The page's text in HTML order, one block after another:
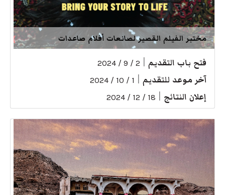
مختبر الفيلم القصير لصانعات أفلام صاعدات
فتح باب التقديم 2 / 9 / 2024
آخر موعد للتقديم 1 / 10 / 2024
إعلان النتائج 18 / 12 / 2024